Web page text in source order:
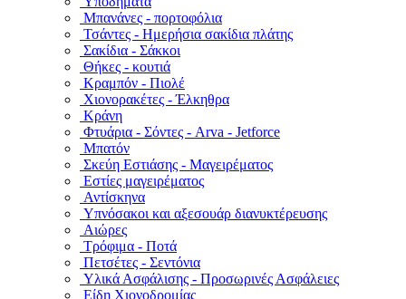
Μπανάνες - πορτοφόλια
Τσάντες - Ημερήσια σακίδια πλάτης
Σακίδια - Σάκκοι
Θήκες - κουτιά
Κραμπόν - Πιολέ
Χιονορακέτες - Έλκηθρα
Κράνη
Φτυάρια - Σόντες - Arva - Jetforce
Μπατόν
Σκεύη Εστιάσης - Μαγειρέματος
Εστίες μαγειρέματος
Αντίσκηνα
Υπνόσακοι και αξεσουάρ διανυκτέρευσης
Αιώρες
Τρόφιμα - Ποτά
Πετσέτες - Σεντόνια
Υλικά Ασφάλισης - Προσωρινές Ασφάλειες
Είδη Χιονοδρομίας